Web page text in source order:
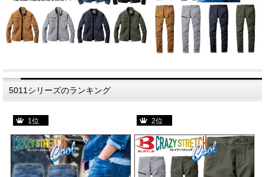
5011シリーズのランキング
1位 2位